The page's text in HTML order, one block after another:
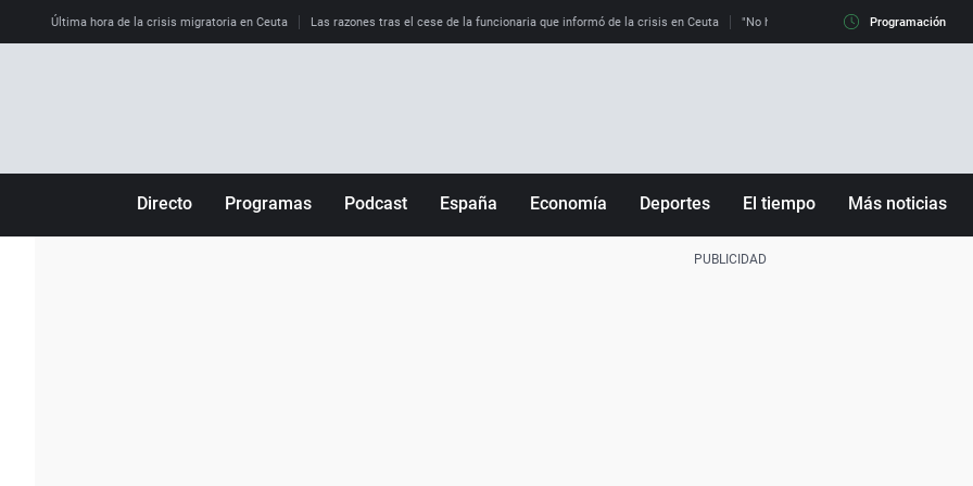
Última hora de la crisis migratoria en Ceuta Las razones tras el cese de la funcionaria que informó de la crisis en Ceuta "No hay mafias, que no nos engañen":
Programación
Directo Programas Podcast España Economía Deportes El tiempo Más noticias